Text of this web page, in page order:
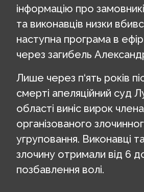
інформацію про
та виконавців низки
наступна програма в
через загибель
Лише через п‘ять років
смерті апеляційний суд
області виніс вирок
організованого
угруповання. Виконавці
злочину отримали від 6
позбавлення волі.